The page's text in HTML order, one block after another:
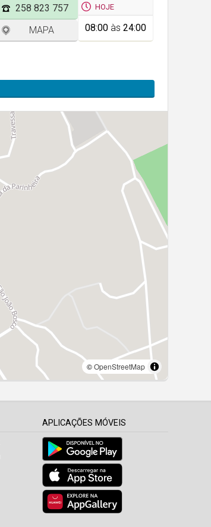
258 823 757
MAPA
HOJE
08:00às 24:00
APLICAÇÕES MÓVEIS